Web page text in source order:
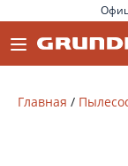
Главная /